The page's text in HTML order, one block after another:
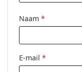
Naam *
E-mail *